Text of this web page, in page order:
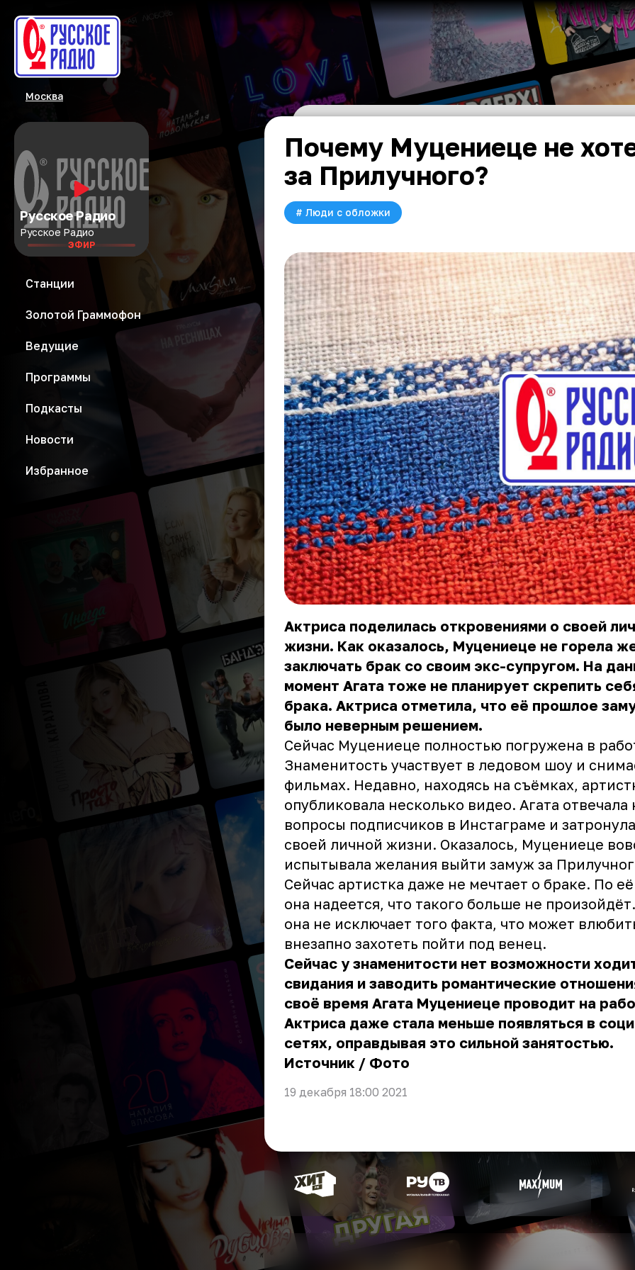
Москва
Русское Радио
Русское Радио
ЭФИР
Станции
Золотой Граммофон
Ведущие
Программы
Подкасты
Новости
Избранное
Почему Муцениеце не
за Прилучного?
# Люди с обложки
Актриса поделилась откровениями о своей
жизни. Как оказалось, Муцениеце не горела
заключать брак со своим экс-супругом. На
момент Агата тоже не планирует скрепить
брака. Актриса отметила, что её прошлое
было неверным решением.
Сейчас Муцениеце полностью погружена в
Знаменитость участвует в ледовом шоу и
фильмах. Недавно, находясь на съёмках,
опубликовала несколько видео. Агата отвечала
вопросы подписчиков в Инстаграме и
своей личной жизни. Оказалось, Муцениеце
испытывала желания выйти замуж за
Сейчас артистка даже не мечтает о браке. По
она надеется, что такого больше не
она не исключает того факта, что может
внезапно захотеть пойти под венец.
Сейчас у знаменитости нет возможности
свидания и заводить романтические
своё время Агата Муцениеце проводит на
Актриса даже стала меньше появляться в
сетях, оправдывая это сильной занятостью.
Источник / Фото
19 декабря 18:00 2021